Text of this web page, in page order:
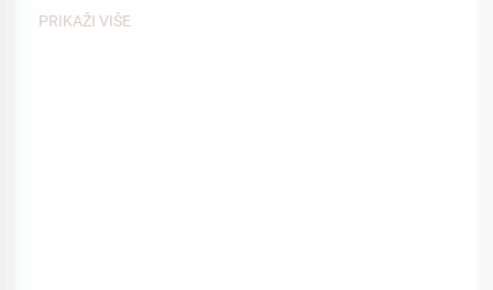
na iskustvo gostiju, spa papuče igraju ključnu ulogu u
PRIKAŽI VIŠE